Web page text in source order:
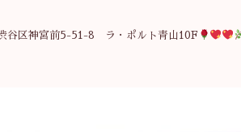
谷区神宮前5-51-8 ラ・ポルト青山10F